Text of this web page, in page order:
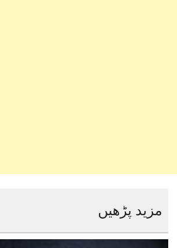
مزید پڑھیں